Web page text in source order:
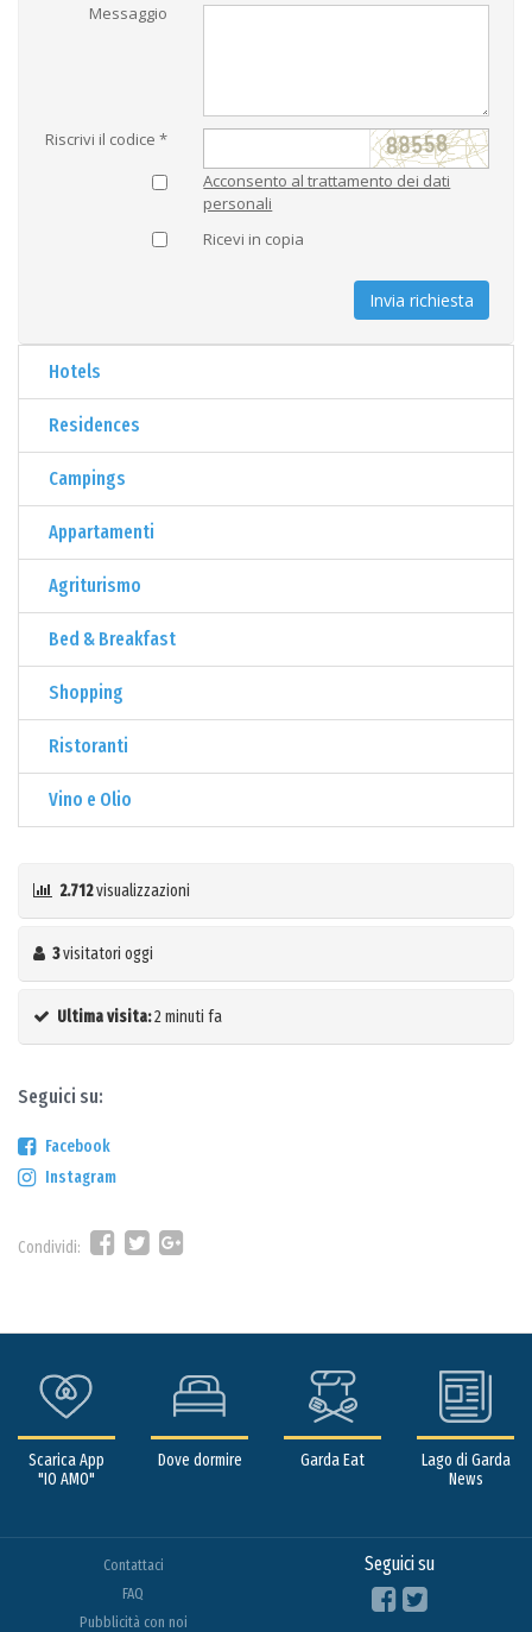
Messaggio
Riscrivi il codice *
Acconsento al trattamento dei dati
personali
Ricevi in copia
Invia richiesta
Hotels
Residences
Campings
Appartamenti
Agriturismo
Bed & Breakfast
Shopping
Ristoranti
Vino e Olio
2.712visualizzazioni
3visitatori oggi
Ultima visita:2 minuti fa
Seguici su:
Facebook
Instagram
Condividi:
Scarica App
"IO AMO"
Dove dormire Garda Eat
Lago di Garda
News
Contattaci
FAQ
Pubblicità con noi
Seguici su